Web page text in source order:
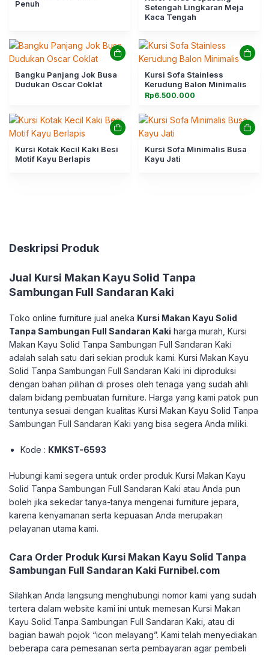
Penuh
Setengah Lingkaran Meja
Kaca Tengah
Bangku Panjang Jok Busa
Dudukan Oscar Coklat
Kursi Sofa Stainless
Kerudung Balon Minimalis
Rp6.500.000
Kursi Kotak Kecil Kaki Besi
Motif Kayu Berlapis
Kursi Sofa Minimalis Busa
Kayu Jati
Deskripsi Produk
Jual Kursi Makan Kayu Solid Tanpa
Sambungan Full Sandaran Kaki
Toko online furniture jual aneka Kursi Makan Kayu Solid
Tanpa Sambungan Full Sandaran Kaki harga murah, Kursi
Makan Kayu Solid Tanpa Sambungan Full Sandaran Kaki
adalah salah satu dari sekian produk kami. Kursi Makan Kayu
Solid Tanpa Sambungan Full Sandaran Kaki ini diproduksi
dengan bahan pilihan di proses oleh tenaga yang sudah ahli
dalam bidang pembuatan furniture. Harga yang kami patok pun
tentunya sesuai dengan kualitas Kursi Makan Kayu Solid Tanpa
Sambungan Full Sandaran Kaki yang bisa segera Anda miliki.
Kode : KMKST-6593
Hubungi kami segera untuk order produk Kursi Makan Kayu
Solid Tanpa Sambungan Full Sandaran Kaki atau Anda pun
boleh jika sekedar tanya-tanya mengenai furniture jepara,
karena kenyamanan serta kepuasan Anda merupakan
pelayanan utama kami.
Cara Order Produk Kursi Makan Kayu Solid Tanpa
Sambungan Full Sandaran Kaki Furnibel.com
Silahkan Anda langsung menghubungi nomor kami yang sudah
tertera dalam website kami ini untuk memesan Kursi Makan
Kayu Solid Tanpa Sambungan Full Sandaran Kaki, atau di
bagian bawah pojok “icon melayang”. Kami telah menyediakan
beberapa cara pemesanan serta pembayaran agar pembeli